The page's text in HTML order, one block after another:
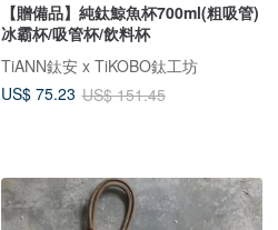
【贈備品】純鈦鯨魚杯700ml(粗吸管)
冰霸杯/吸管杯/飲料杯
TiANN鈦安 x TiKOBO鈦工坊
US$ 75.23 US$ 151.45